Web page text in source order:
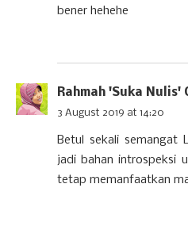
bener hehehe
Rahmah 'Suka Nulis'
3 August 2019 at 14:20
Betul sekali semangat
jadi bahan introspeksi
tetap memanfaatkan